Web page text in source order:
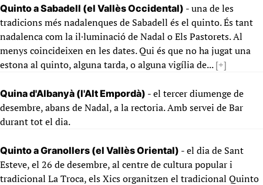
Quinto a Sabadell (el Vallès Occidental) - una de les
tradicions més nadalenques de Sabadell és el quinto. És tant
nadalenca com la il·luminació de Nadal o Els Pastorets. Al
menys coincideixen en les dates. Qui és que no ha jugat una
estona al quinto, alguna tarda, o alguna vigília de...[+]
Quina d'Albanyà (l'Alt Empordà) - el tercer diumenge de
desembre, abans de Nadal, a la rectoria. Amb servei de Bar
durant tot el dia.
Quinto a Granollers (el Vallès Oriental) - el dia de Sant
Esteve, el 26 de desembre, al centre de cultura popular i
tradicional La Troca, els Xics organitzen el tradicional Quinto